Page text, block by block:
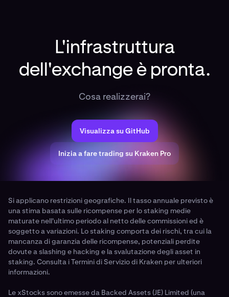
L'infrastruttura
dell'exchange è pronta.
Cosa realizzerai?
Visualizza su GitHub
Inizia a fare trading su Kraken Pro
Si applicano restrizioni geografiche. Il tasso annuale previsto è
una stima basata sulle ricompense per lo staking medie
maturate nell'ultimo periodo al netto delle commissioni ed è
soggetto a variazioni. Lo staking comporta dei rischi, tra cui la
mancanza di garanzia delle ricompense, potenziali perdite
dovute a slashing e hacking e la svalutazione degli asset in
staking. Consulta i Termini di Servizio di Kraken per ulteriori
informazioni.
Le xStocks sono emesse da Backed Assets (JE) Limited (una